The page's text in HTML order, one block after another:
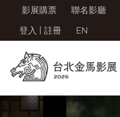
影展購票 聯名影廳
登入
註冊 EN